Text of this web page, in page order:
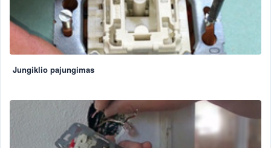
Jungiklio pajungimas